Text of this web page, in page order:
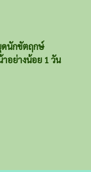
ดนักขัตฤกษ์
อย่างน้อย 1 วัน